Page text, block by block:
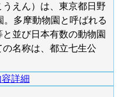
えん）は、東京都日野
。多摩動物園と呼ばれる
並び日本有数の動物園
名称は、都立七生公
容詳細